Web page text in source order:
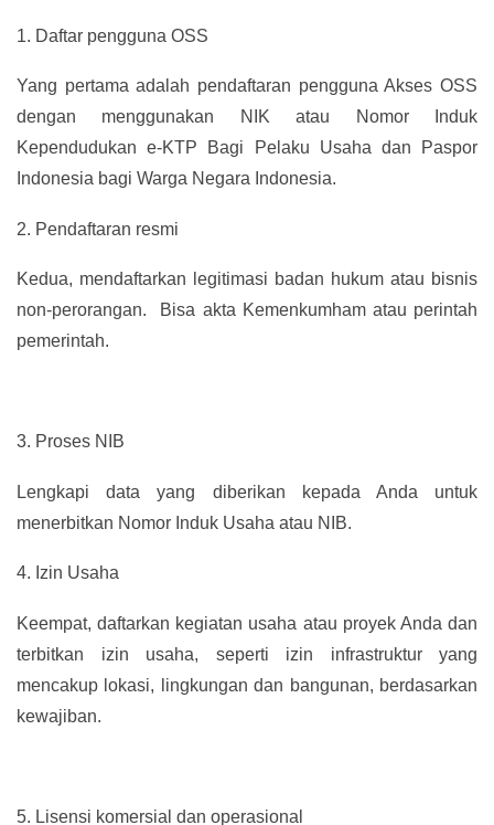
1. Daftar pengguna OSS
Yang pertama adalah pendaftaran pengguna Akses OSS
dengan menggunakan NIK atau Nomor Induk
Kependudukan e-KTP Bagi Pelaku Usaha dan Paspor
Indonesia bagi Warga Negara Indonesia.
2. Pendaftaran resmi
Kedua, mendaftarkan legitimasi badan hukum atau bisnis
non-perorangan. Bisa akta Kemenkumham atau perintah
pemerintah.
3. Proses NIB
Lengkapi data yang diberikan kepada Anda untuk
menerbitkan Nomor Induk Usaha atau NIB.
4. Izin Usaha
Keempat, daftarkan kegiatan usaha atau proyek Anda dan
terbitkan izin usaha, seperti izin infrastruktur yang
mencakup lokasi, lingkungan dan bangunan, berdasarkan
kewajiban.
5. Lisensi komersial dan operasional